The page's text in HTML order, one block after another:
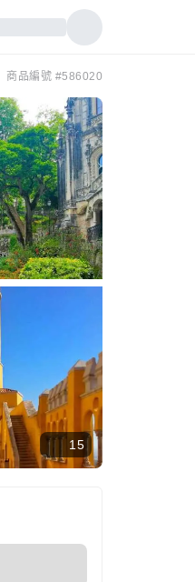
商品編號 #586020
15